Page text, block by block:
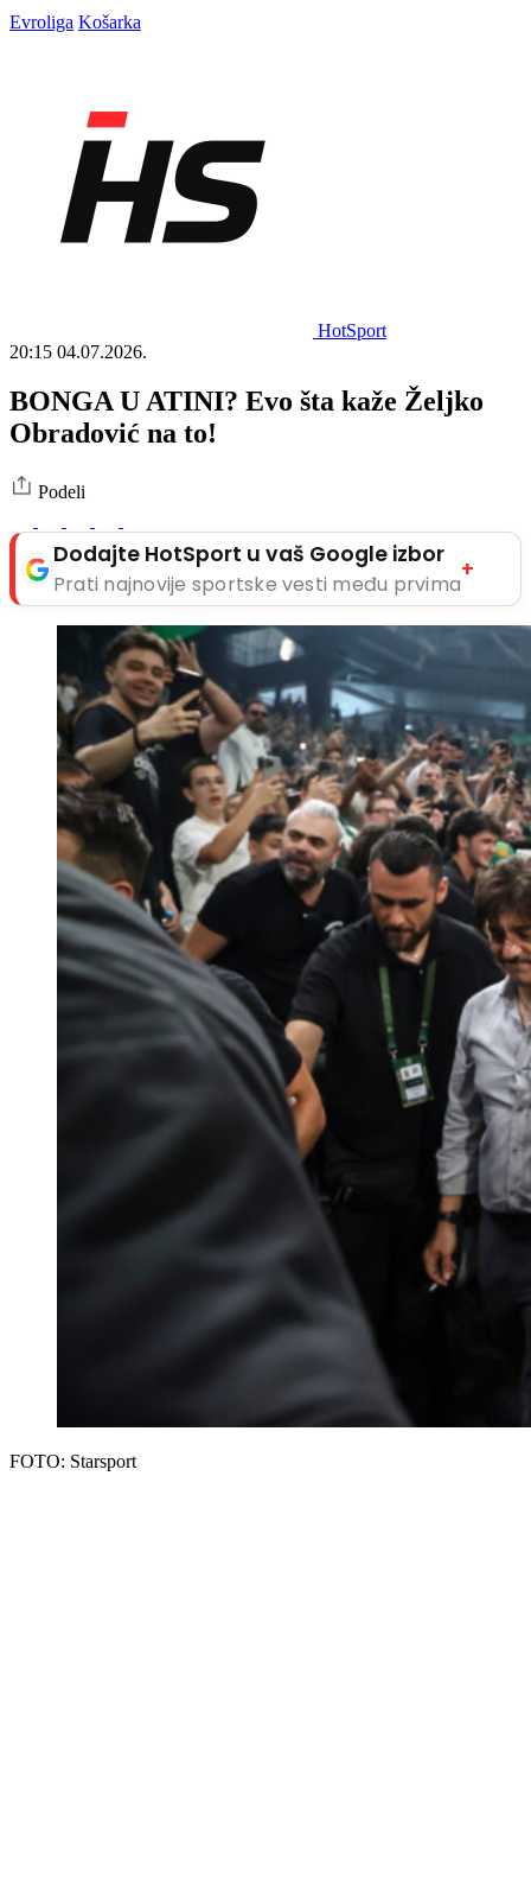
Evroliga Košarka
HotSport
20:15 04.07.2026.
BONGA U ATINI? Evo šta kaže Željko
Obradović na to!
Podeli
Dodajte HotSport u vaš Google izbor
Prati najnovije sportske vesti među prvima
+
FOTO: Starsport